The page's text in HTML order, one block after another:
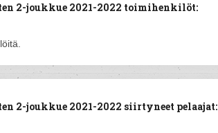
2-joukkue 2021-2022 toimihenkilöt:
2-joukkue 2021-2022 siirtyneet pelaajat: